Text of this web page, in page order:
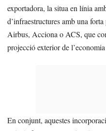
exportadora, la situa en línia
d’infraestructures amb una
Airbus, Acciona o ACS, que
projecció exterior de
En conjunt, aquestes